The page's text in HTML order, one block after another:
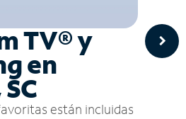
TV® y
en
están incluidas